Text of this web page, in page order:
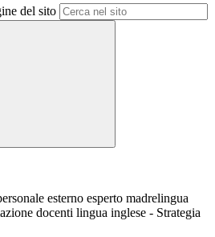
del sito
esterno esperto madrelingua
docenti lingua inglese - Strategia